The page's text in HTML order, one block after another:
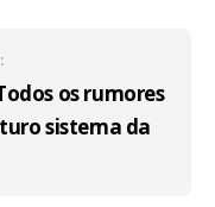
os rumores
sistema da